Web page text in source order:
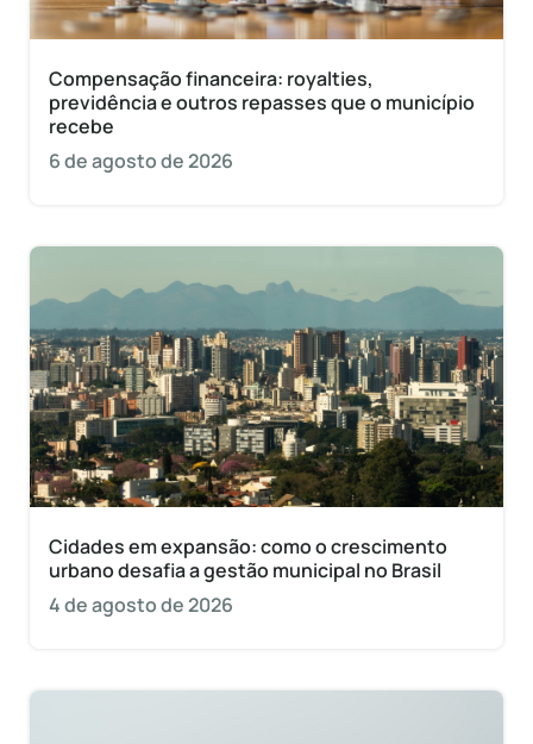
Compensação financeira: royalties,
previdência e outros repasses que o município
recebe
6 de agosto de 2026
Cidades em expansão: como o crescimento
urbano desafia a gestão municipal no Brasil
4 de agosto de 2026